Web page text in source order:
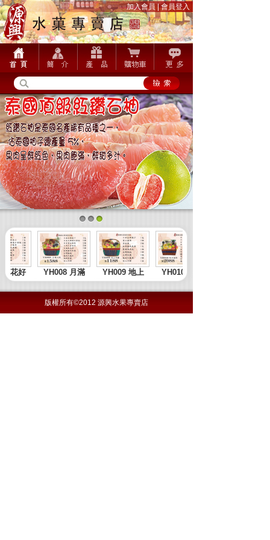
加入會員|會員登入
1 2 3
版權所有©2012 源興水果專賣店